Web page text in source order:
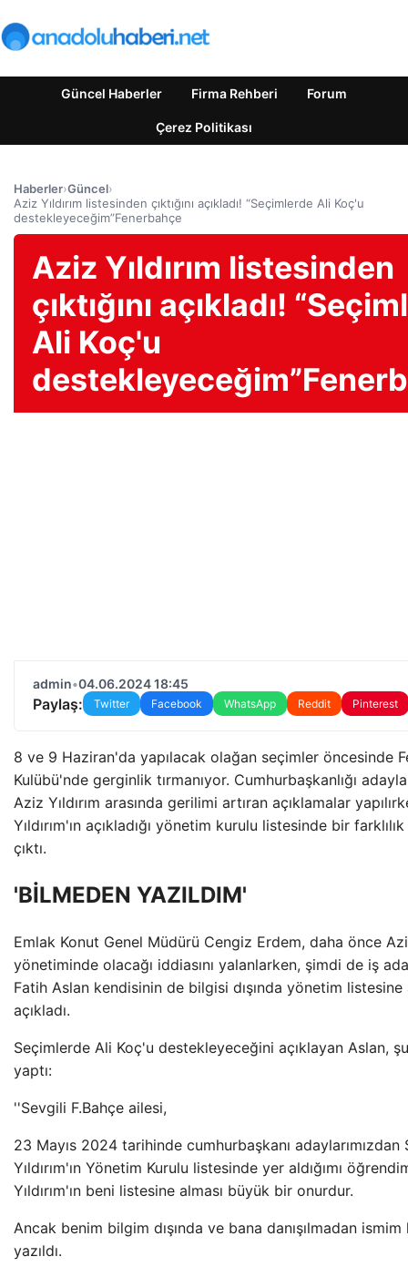
Güncel Haberler Firma Rehberi Forum
Çerez Politikası
Haberler›Güncel›
Aziz Yıldırım listesinden çıktığını açıkladı! “Seçimlerde Ali Koç'u
destekleyeceğim”Fenerbahçe
Aziz Yıldırım listesinden
çıktığını açıkladı!
Ali Koç'u
admin•04.06.2024 18:45
Paylaş: Twitter Facebook WhatsApp Reddit Pinterest
8 ve 9 Haziran'da yapılacak olağan seçimler öncesinde
Kulübü'nde gerginlik tırmanıyor. Cumhurbaşkanlığı
Aziz Yıldırım arasında gerilimi artıran açıklamalar
Yıldırım'ın açıkladığı yönetim kurulu listesinde bir
çıktı.
'BİLMEDEN YAZILDIM'
Emlak Konut Genel Müdürü Cengiz Erdem, daha önce Aziz
yönetiminde olacağı iddiasını yalanlarken, şimdi de iş
Fatih Aslan kendisinin de bilgisi dışında yönetim listesine
açıkladı.
Seçimlerde Ali Koç'u destekleyeceğini açıklayan Aslan, şu
yaptı:
''Sevgili F.Bahçe ailesi,
23 Mayıs 2024 tarihinde cumhurbaşkanı adaylarımızdan
Yıldırım'ın Yönetim Kurulu listesinde yer aldığımı
Yıldırım'ın beni listesine alması büyük bir onurdur.
Ancak benim bilgim dışında ve bana danışılmadan
yazıldı.